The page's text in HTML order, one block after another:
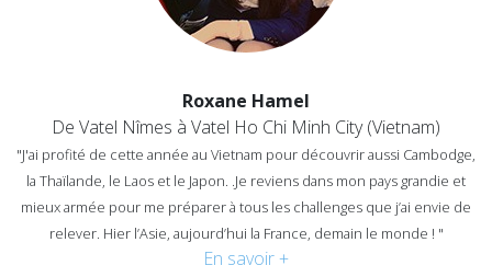
Roxane Hamel
De Vatel Nîmes à Vatel Ho Chi Minh City (Vietnam)
"J'ai profité de cette année au Vietnam pour découvrir aussi Cambodge,
la Thaïlande, le Laos et le Japon. .Je reviens dans mon pays grandie et
mieux armée pour me préparer à tous les challenges que j’ai envie de
relever. Hier l’Asie, aujourd’hui la France, demain le monde ! "
En savoir +